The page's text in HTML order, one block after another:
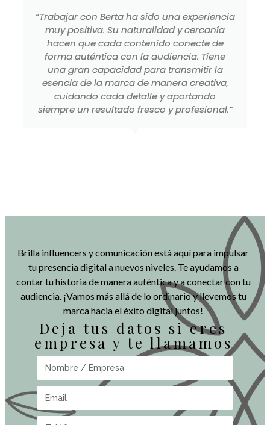
“Trabajar con Berta ha sido una experiencia
muy positiva. Su naturalidad y cercanía
hacen que cada contenido conecte de
forma auténtica con la audiencia. Tiene
una gran capacidad para transmitir la
esencia de la marca de manera creativa,
cuidando cada detalle y aportando
siempre un resultado fresco y profesional.”
Brilla influencers y comunicación está aquí para impulsar
tu presencia digital a nuevos niveles. Te ayudamos a
contar tu historia de manera auténtica y a conectar con tu
audiencia. ¡Vamos más allá de lo ordinario y llevemos tu
marca hacia el éxito digital juntos!
Deja tus datos si eres
empresa y te llamamos